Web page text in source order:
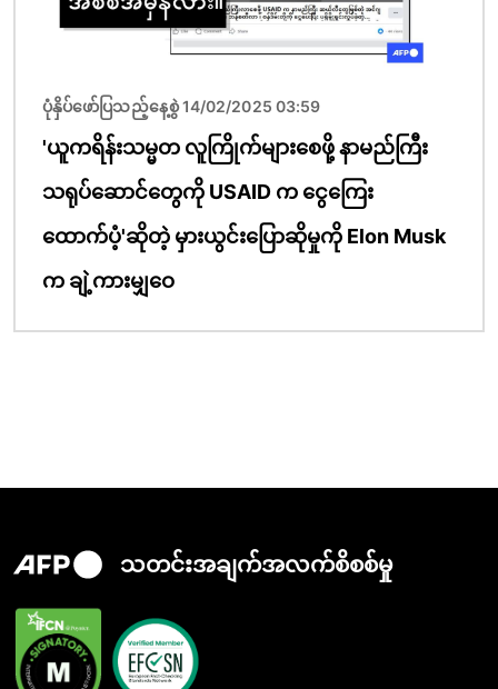
ပုံနှိပ်ဖော်ပြသည့်နေ့စွဲ 14/02/2025 03:59
'ယူကရိန်းသမ္မတ လူကြိုက်များစေဖို့ နာမည်ကြီး
သရုပ်ဆောင်တွေကို USAID က ငွေကြေး
ထောက်ပံ့'ဆိုတဲ့ မှားယွင်းပြောဆိုမှုကို Elon Musk
က ချဲ့ကားမျှဝေ
သတင်းအချက်အလက်စိစစ်မှု